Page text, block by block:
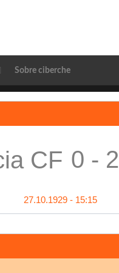
Sobre ciberche
CF 0 - 2
27.10.1929 - 15:15